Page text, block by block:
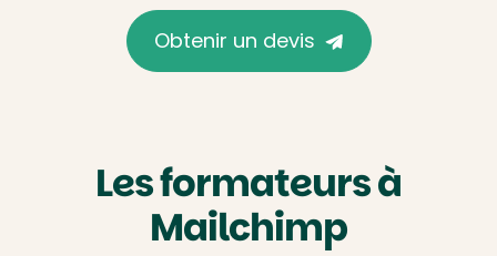
Obtenir un devis
Les formateurs à
Mailchimp